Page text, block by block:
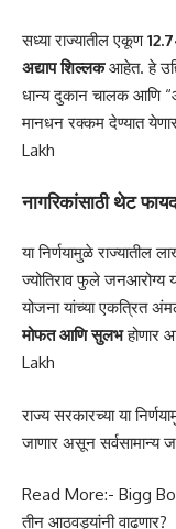
सध्या राज्यातील एकूण
अद्याप शिल्लकआहेत. हे
धान्य दुकान चालक आणि
मानधन रक्कम देण्यात
Lakh
नागरिकांसाठी थेट
या निर्णयामुळे राज्यातील
ज्योतिराव फुले जनआरोग्य
योजना यांच्या एकत्रित
मोफत आणि सुलभहोणार
Lakh
राज्य सरकारच्या या
जाणार असून सर्वसामान्य
Read More:- Bigg
तीन आठवड्यांनी वाढणार?